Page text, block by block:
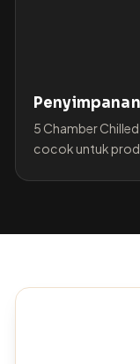
5 Chamber
cocok untuk